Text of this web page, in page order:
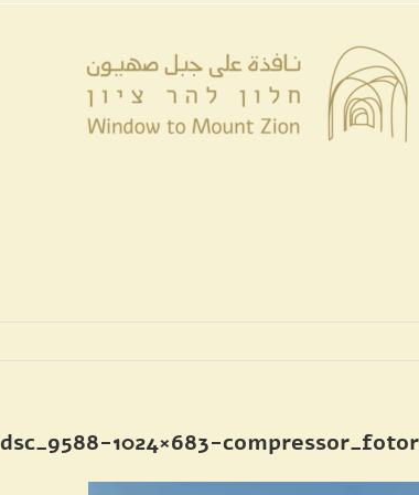
דלג
לתוכן
dsc_9588-1024×683-compressor_fotor